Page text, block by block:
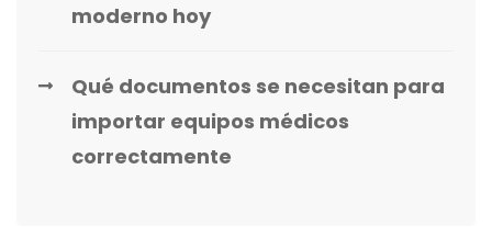
moderno hoy
Qué documentos se necesitan para
importar equipos médicos
correctamente